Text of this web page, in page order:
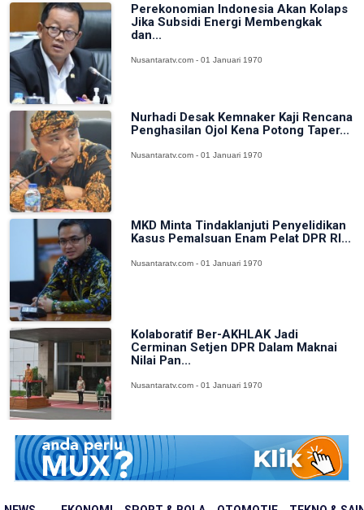
Perekonomian Indonesia Akan Kolaps
Jika Subsidi Energi Membengkak
dan...
Nusantaratv.com - 01 Januari 1970
Nurhadi Desak Kemnaker Kaji Rencana
Penghasilan Ojol Kena Potong Taper...
Nusantaratv.com - 01 Januari 1970
MKD Minta Tindaklanjuti Penyelidikan
Kasus Pemalsuan Enam Pelat DPR RI...
Nusantaratv.com - 01 Januari 1970
Kolaboratif Ber-AKHLAK Jadi
Cerminan Setjen DPR Dalam Maknai
Nilai Pan...
Nusantaratv.com - 01 Januari 1970